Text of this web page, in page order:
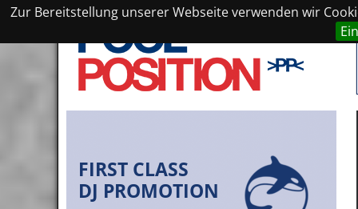
Zur Bereitstellung unserer Webseite verwenden wir
FIRST CLASS
DJ PROMOTION